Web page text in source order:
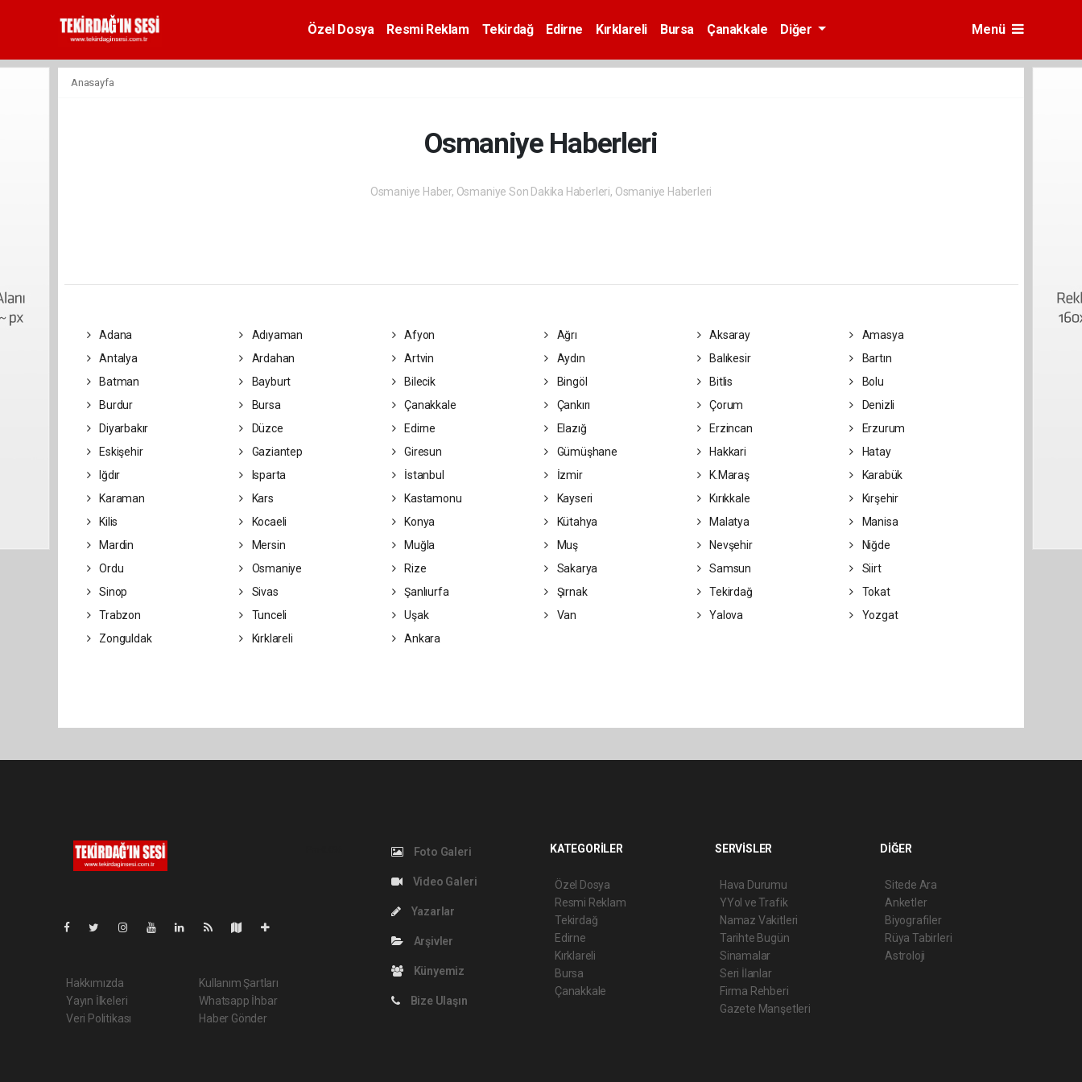
Özel Dosya Resmi Reklam Tekirdağ Edirne Kırklareli Bursa Çanakkale Diğer Menü
Anasayfa
Osmaniye Haberleri
Osmaniye Haber, Osmaniye Son Dakika Haberleri, Osmaniye Haberleri
Adana Adıyaman Afyon Ağrı Aksaray
Amasya
Antalya
Ardahan Artvin Aydın Balıkesir
Bartın
Batman
Bayburt Bilecik Bingöl Bitlis
Bolu
Burdur
Bursa Çanakkale Çankırı Çorum
Denizli
Diyarbakır
Düzce Edirne Elazığ Erzincan
Erzurum
Eskişehir
Gaziantep Giresun Gümüşhane Hakkari
Hatay
Iğdır
Isparta İstanbul İzmir K.Maraş
Karabük
Karaman
Kars Kastamonu Kayseri Kırıkkale
Kırşehir
Kilis
Kocaeli Konya Kütahya Malatya
Manisa
Mardin
Mersin Muğla Muş Nevşehir
Niğde
Ordu
Osmaniye Rize Sakarya Samsun
Siirt
Sinop
Sivas Şanlıurfa Şırnak Tekirdağ
Tokat
Trabzon
Tunceli Uşak Van Yalova
Yozgat
Zonguldak
Kırklareli Ankara
Hakkımızda
Yayın İlkeleri
Veri Politikası
Kullanım Şartları
Whatsapp İhbar
Haber Gönder
Foto Galeri
Video Galeri
Yazarlar
Arşivler
Künyemiz
Bize Ulaşın
KATEGORİLER
Özel Dosya
Resmi Reklam
Tekirdağ
Edirne
Kırklareli
Bursa
Çanakkale
SERVİSLER
Hava Durumu
YYol ve Trafik
Namaz Vakitleri
Tarihte Bugün
Sinamalar
Seri İlanlar
Firma Rehberi
Gazete Manşetleri
DİĞER
Sitede Ara
Anketler
Biyografiler
Rüya Tabirleri
Astroloji